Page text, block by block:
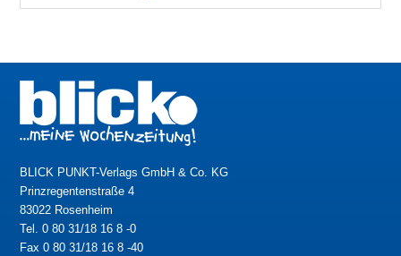
BLICK PUNKT-Verlags GmbH & Co. KG
Prinzregentenstraße 4
83022 Rosenheim
Tel. 0 80 31/18 16 8 -0
Fax 0 80 31/18 16 8 -40